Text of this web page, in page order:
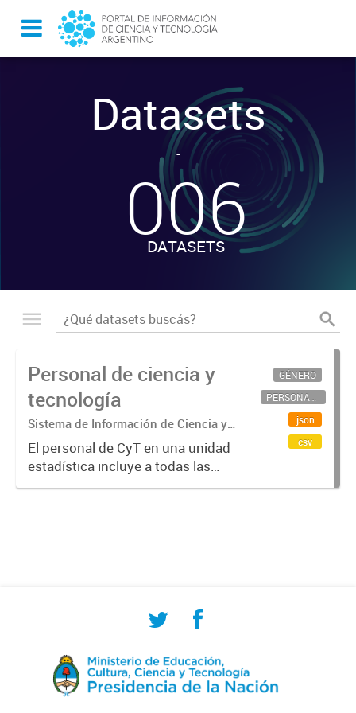
Datasets
-
006
DATASETS
Personal de ciencia y
tecnología
Sistema de Información de Ciencia y
Tecnología Argentino (SICYTAR)
El personal de CyT en una unidad
estadística incluye a todas las
personas involucradas
GÉNERO
PERSONAL CIENTÍFICO-TECNOLÓGICO
json
csv